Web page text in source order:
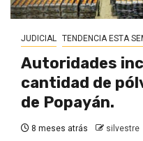
JUDICIAL TENDENCIA ESTA
Autoridades
cantidad de
de Popayán.
8 meses atrás silvestre